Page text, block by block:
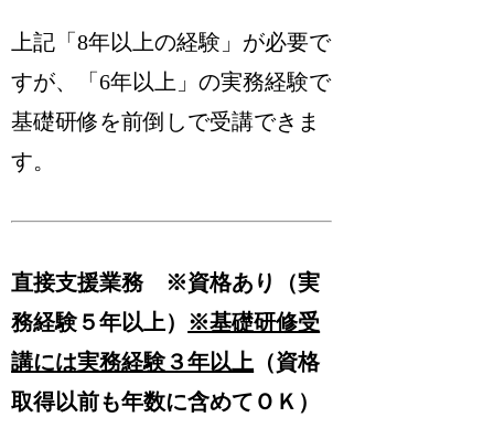
上記「8年以上の経験」が必要で
すが、「6年以上」の実務経験で
基礎研修を前倒しで受講できま
す。
直接支援業務 ※資格あり（実
務経験５年以上） ※基礎研修受
講には実務経験３年以上 （資格
取得以前も年数に含めてＯＫ）